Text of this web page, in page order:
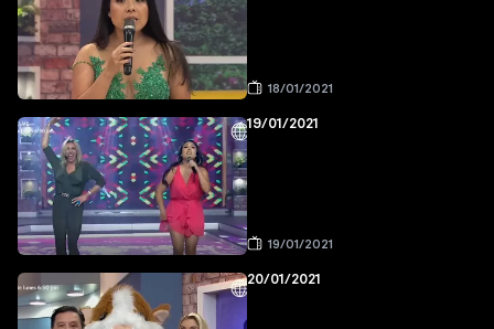
18/01/2021
19/01/2021
19/01/2021
20/01/2021